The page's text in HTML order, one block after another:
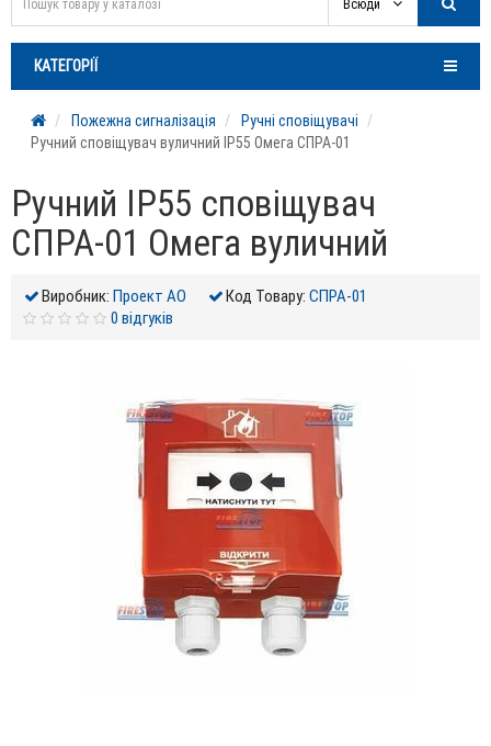
Всюди
КАТЕГОРІЇ
Пожежна сигналізація
Ручні сповіщувачі
Ручний сповіщувач вуличний IP55 Омега СПРА-01
Ручний IP55 сповіщувач
СПРА-01 Омега вуличний
Виробник: Проект АО Код Товару: СПРА-01
0 відгуків